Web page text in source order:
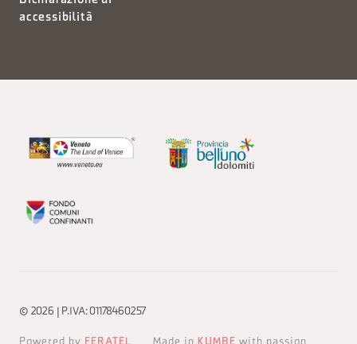
accessibilità
© 2026 | P.IVA: 01178460257